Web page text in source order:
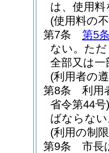
は、使用
(使用料の
第7条
第5
ない。 た
全部又は
(利用者の
第8条
利用
省令第44号)
ばならな
(利用の制
第9条
市長